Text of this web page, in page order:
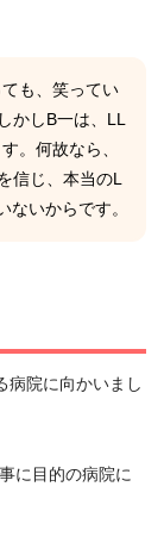
も、笑ってい
かしB一は、LL
。何故なら、
信じ、本当のL
ないからです。
病院に向かいまし
に目的の病院に